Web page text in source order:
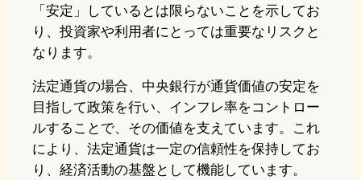
「安定」しているとは限らないことを示してお
り、投資家や利用者にとっては重要なリスクと
なります。
法定通貨の場合、中央銀行が通貨価値の安定を
目指して政策を行い、インフレ率をコントロー
ルすることで、その価値を支えています。これ
により、法定通貨は一定の信頼性を保持してお
り、経済活動の基盤として機能しています。